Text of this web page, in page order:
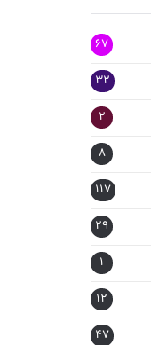
67
32
2
8
117
29
1
12
47